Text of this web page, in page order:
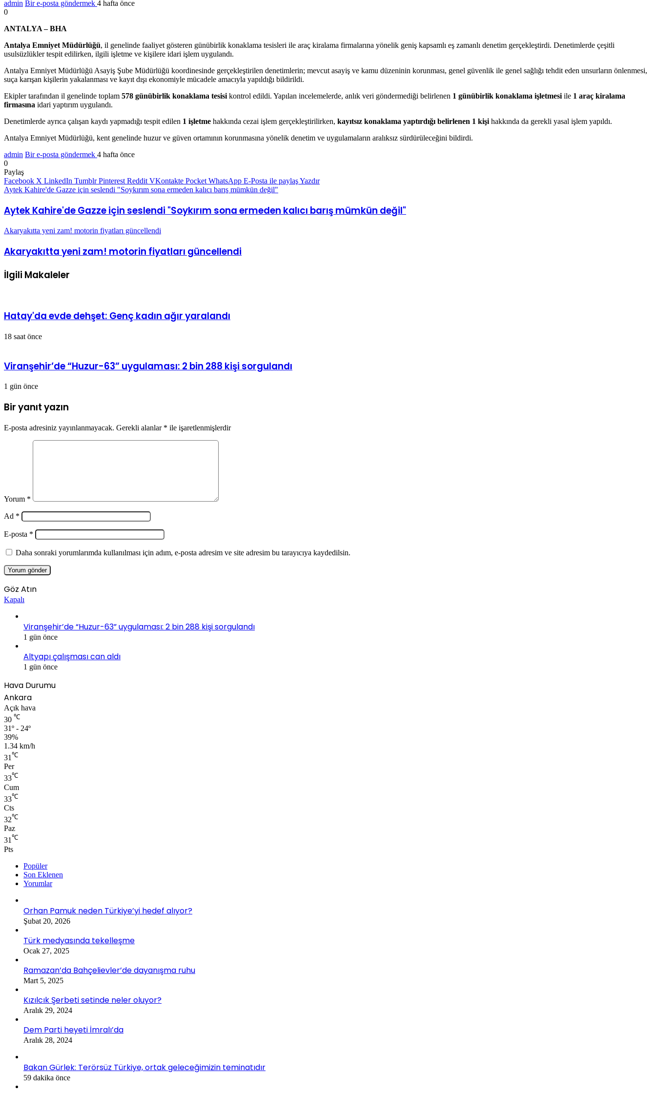
admin Bir e-posta göndermek 4 hafta önce
0
ANTALYA – BHA
Antalya Emniyet Müdürlüğü, il genelinde faaliyet gösteren günübirlik konaklama tesisleri ile araç kiralama firmalarına yönelik geniş kapsamlı eş zamanlı denetim gerçekleştirdi. Denetimlerde çeşitli
usulsüzlükler tespit edilirken, ilgili işletme ve kişilere idari işlem uygulandı.
Antalya Emniyet Müdürlüğü Asayiş Şube Müdürlüğü koordinesinde gerçekleştirilen denetimlerin; mevcut asayiş ve kamu düzeninin korunması, genel güvenlik ile genel sağlığı tehdit eden unsurların önlenmesi,
suça karışan kişilerin yakalanması ve kayıt dışı ekonomiyle mücadele amacıyla yapıldığı bildirildi.
Ekipler tarafından il genelinde toplam 578 günübirlik konaklama tesisi kontrol edildi. Yapılan incelemelerde, anlık veri göndermediği belirlenen 1 günübirlik konaklama işletmesi ile 1 araç kiralama
firmasına idari yaptırım uygulandı.
Denetimlerde ayrıca çalışan kaydı yapmadığı tespit edilen 1 işletme hakkında cezai işlem gerçekleştirilirken, kayıtsız konaklama yaptırdığı belirlenen 1 kişi hakkında da gerekli yasal işlem yapıldı.
Antalya Emniyet Müdürlüğü, kent genelinde huzur ve güven ortamının korunmasına yönelik denetim ve uygulamaların aralıksız sürdürüleceğini bildirdi.
admin Bir e-posta göndermek 4 hafta önce
0
Paylaş
Facebook X LinkedIn Tumblr Pinterest Reddit VKontakte Pocket WhatsApp E-Posta ile paylaşYazdır
Aytek Kahire'de Gazze için seslendi "Soykırım sona ermeden kalıcı barış mümkün değil"
Aytek Kahire'de Gazze için seslendi "Soykırım sona ermeden kalıcı barış mümkün değil"
Akaryakıtta yeni zam! motorin fiyatları güncellendi
Akaryakıtta yeni zam! motorin fiyatları güncellendi
İlgili Makaleler
Hatay'da evde dehşet: Genç kadın ağır yaralandı
18 saat önce
Viranşehir’de “Huzur-63” uygulaması: 2 bin 288 kişi sorgulandı
1 gün önce
Bir yanıt yazın
E-posta adresiniz yayınlanmayacak. Gerekli alanlar * ile işaretlenmişlerdir
Yorum *
Ad *
E-posta *
Daha sonraki yorumlarımda kullanılması için adım, e-posta adresim ve site adresim bu tarayıcıya kaydedilsin.
Göz Atın
Kapalı
Viranşehir’de “Huzur-63” uygulaması: 2 bin 288 kişi sorgulandı
1 gün önce
Altyapı çalışması can aldı
1 gün önce
Hava Durumu
Ankara
Açık hava
30 ℃
31º - 24º
39%
1.34 km/h
31 ℃
Per
33℃
Cum
33℃
Cts
32℃
Paz
31℃
Pts
Popüler
Son Eklenen
Yorumlar
Orhan Pamuk neden Türkiye’yi hedef alıyor?
Şubat 20, 2026
Türk medyasında tekelleşme
Ocak 27, 2025
Ramazan’da Bahçelievler’de dayanışma ruhu
Mart 5, 2025
Kızılcık Şerbeti setinde neler oluyor?
Aralık 29, 2024
Dem Parti heyeti İmralı’da
Aralık 28, 2024
Bakan Gürlek: Terörsüz Türkiye, ortak geleceğimizin teminatıdır
59 dakika önce